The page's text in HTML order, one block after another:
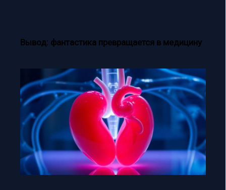
Вывод: фантастика превращается в медицину